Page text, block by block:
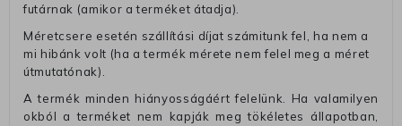
futárnak (amikor a terméket átadja).
Méretcsere esetén szállítási díjat számitunk fel, ha nem a
mi hibánk volt (ha a termék mérete nem felel meg a méret
útmutatónak).
A termék minden hiányosságáért felelünk. Ha valamilyen
okból a terméket nem kapják meg tökéletes állapotban,